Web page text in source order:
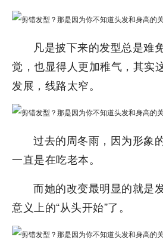
凡是披下来的发型总是难
觉，也显得人更加稚气，其实
发展，线路太窄。
过去的周冬雨，因为形象
一直是在吃老本。
而她的改变最明显的就是
意义上的“从头开始”了。